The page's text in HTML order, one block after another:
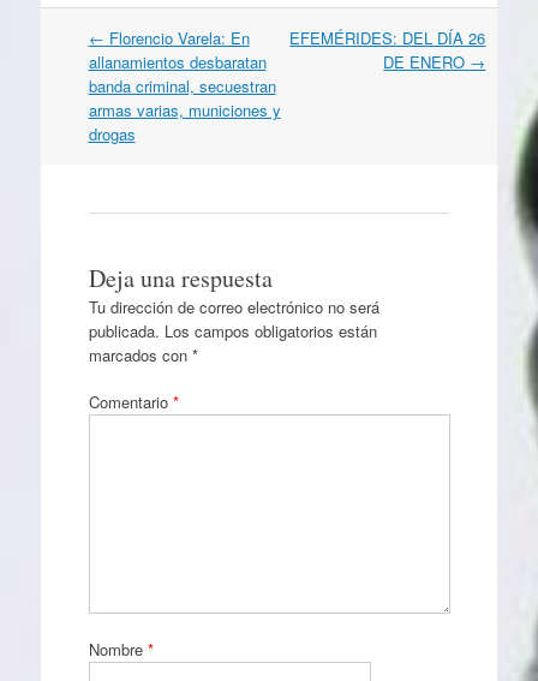
Navegación
por
artículos
← Florencio Varela: En
allanamientos desbaratan
banda criminal, secuestran
armas varias, municiones y
drogas
EFEMÉRIDES: DEL DÍA 26
DE ENERO →
Deja una respuesta
Tu dirección de correo electrónico no será
publicada. Los campos obligatorios están
marcados con *
Comentario *
Nombre *